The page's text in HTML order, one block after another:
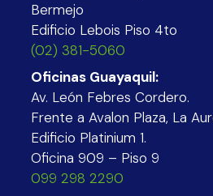
Bermejo
Edificio Lebois Piso 4to
(02) 381-5060
Oficinas Guayaquil:
Av. León Febres Cordero.
Frente a Avalon Plaza, La
Edificio Platinium 1.
Oficina 909 – Piso 9
099 298 2290